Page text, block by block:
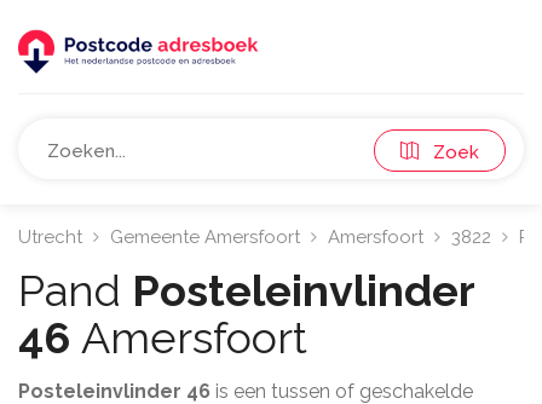
Zoek
Utrecht Gemeente Amersfoort Amersfoort 3822
Pand Posteleinvlinder
46 Amersfoort
Posteleinvlinder 46 is een tussen of geschakelde